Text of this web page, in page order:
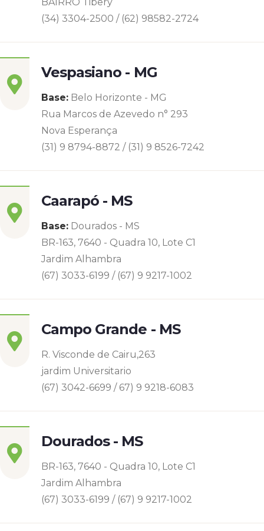
(34) 3304-2500 / (62) 98582-2724
Vespasiano - MG
Base: Belo Horizonte - MG
Rua Marcos de Azevedo n° 293
Nova Esperança
(31) 9 8794-8872 / (31) 9 8526-7242
Caarapó - MS
Base: Dourados - MS
BR-163, 7640 - Quadra 10, Lote C1
Jardim Alhambra
(67) 3033-6199 / (67) 9 9217-1002
Campo Grande - MS
R. Visconde de Cairu,263
jardim Universitario
(67) 3042-6699 / 67) 9 9218-6083
Dourados - MS
BR-163, 7640 - Quadra 10, Lote C1
Jardim Alhambra
(67) 3033-6199 / (67) 9 9217-1002